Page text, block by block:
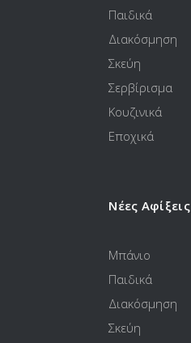
Παιδικά
Διακόσμηση
Σκεύη
Σερβίρισμα
Κουζινικά
Εποχικά
Νέες Αφίξεις
Μπάνιο
Παιδικά
Διακόσμηση
Σκεύη